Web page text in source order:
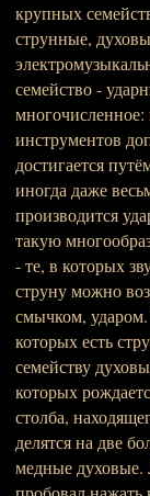
крупных
струнные,
семейство -
многочисленное:
инструментов
достигается
иногда даже
производится
такую
- те, в которых
струну можно
смычком,
которых есть
семейству
которых
столба,
делятся на две
медные духовые.